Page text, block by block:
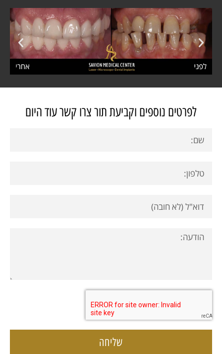
לפרטים נוספים וקביעת תור צרו קשר עוד היום
שליחה